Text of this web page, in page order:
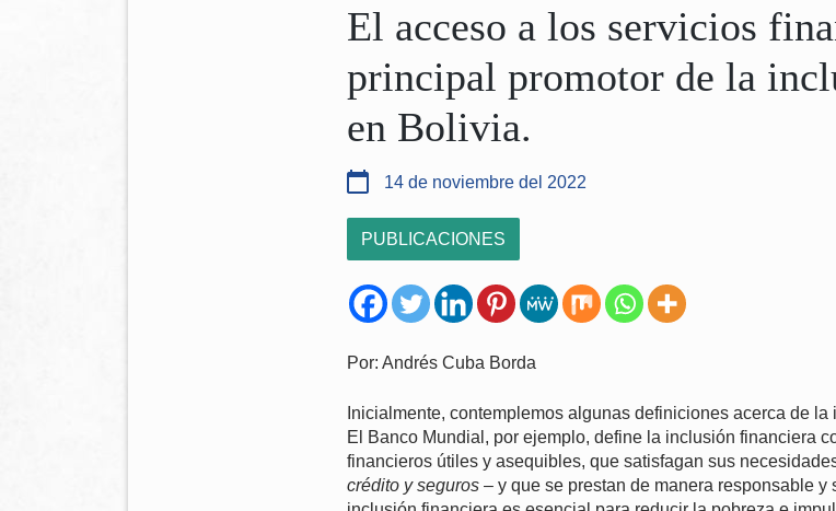
El acceso a los servicios
principal promotor de la
en Bolivia.
14 de noviembre del 2022
PUBLICACIONES
Por: Andrés Cuba Borda
Inicialmente, contemplemos algunas definiciones acerca de
El Banco Mundial, por ejemplo, define la inclusión financiera
financieros útiles y asequibles, que satisfagan sus
crédito y seguros – y que se prestan de manera responsable y